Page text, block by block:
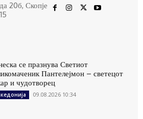
20б, Скопје
се празнува Светиот
Пантелејмон – светецот
и чудотворец
09.08.2026 10:34